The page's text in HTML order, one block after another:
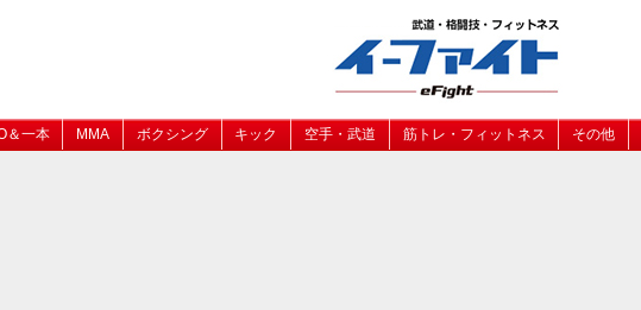
＆一本 MMA ボクシング キック 空手・武道 筋トレ・フィットネス その他